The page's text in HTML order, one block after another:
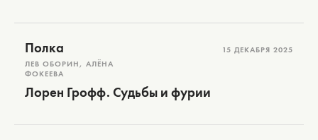
Полка
ЛЕВ ОБОРИН, АЛЁНА
ФОКЕЕВА
15 ДЕКАБРЯ 2025
Лорен Грофф. Судьбы и фурии